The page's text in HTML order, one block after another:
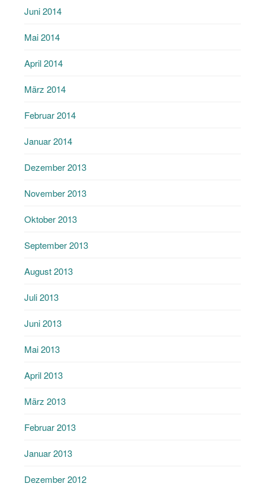
Juni 2014
Mai 2014
April 2014
März 2014
Februar 2014
Januar 2014
Dezember 2013
November 2013
Oktober 2013
September 2013
August 2013
Juli 2013
Juni 2013
Mai 2013
April 2013
März 2013
Februar 2013
Januar 2013
Dezember 2012